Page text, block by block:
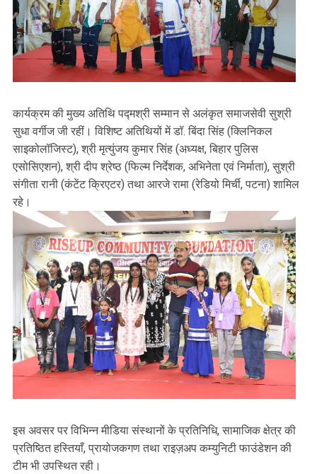
कार्यक्रम की मुख्य अतिथि पद्मश्री सम्मान से अलंकृत समाजसेवी सुश्री
सुधा वर्गीज जी रहीं। विशिष्ट अतिथियों में डॉ. बिंदा सिंह (क्लिनिकल
साइकोलॉजिस्ट), श्री मृत्युंजय कुमार सिंह (अध्यक्ष, बिहार पुलिस
एसोसिएशन), श्री दीप श्रेष्ठ (फिल्म निर्देशक, अभिनेता एवं निर्माता), सुश्री
संगीता रानी (कंटेंट क्रिएटर) तथा आरजे रामा (रेडियो मिर्ची, पटना) शामिल
रहे।
इस अवसर पर विभिन्न मीडिया संस्थानों के प्रतिनिधि, सामाजिक क्षेत्र की
प्रतिष्ठित हस्तियाँ, प्रायोजकगण तथा राइज़अप कम्युनिटी फाउंडेशन की
टीम भी उपस्थित रही।